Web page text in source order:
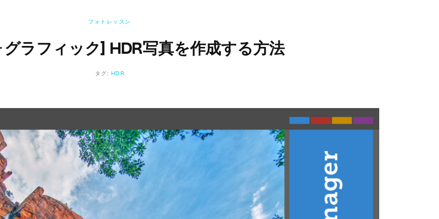
フォトレッスン
ラフィック] HDR写真を作成する方法
タグ: HDR